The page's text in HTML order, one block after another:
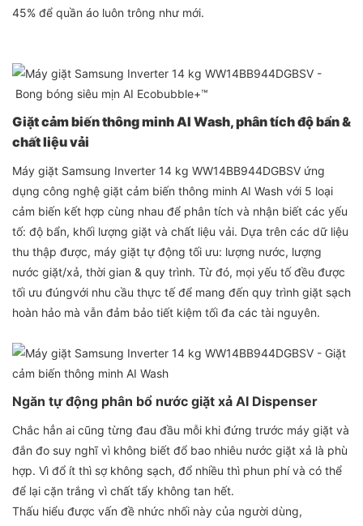
45% để quần áo luôn trông như mới.
Giặt cảm biến thông minh AI Wash, phân tích độ bẩn &
chất liệu vải
Máy giặt Samsung Inverter 14 kg WW14BB944DGBSV ứng
dụng công nghệ giặt cảm biến thông minh AI Wash với 5 loại
cảm biến kết hợp cùng nhau để phân tích và nhận biết các yếu
tố: độ bẩn, khối lượng giặt và chất liệu vải. Dựa trên các dữ liệu
thu thập được, máy giặt tự động tối ưu: lượng nước, lượng
nước giặt/xả, thời gian & quy trình. Từ đó, mọi yếu tố đều được
tối ưu đúngvới nhu cầu thực tế để mang đến quy trình giặt sạch
hoàn hảo mà vẫn đảm bảo tiết kiệm tối đa các tài nguyên.
Ngăn tự động phân bổ nước giặt xả AI Dispenser
Chắc hẳn ai cũng từng đau đầu mỗi khi đứng trước máy giặt và
đắn đo suy nghĩ vì không biết đổ bao nhiêu nước giặt xả là phù
hợp. Vì đổ ít thì sợ không sạch, đổ nhiều thì phun phí và có thể
để lại cặn trắng vì chất tẩy không tan hết.
Thấu hiểu được vấn đề nhức nhối này của người dùng,